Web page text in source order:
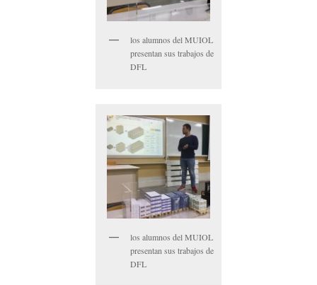
los alumnos del MUIOL
presentan sus trabajos de
DFL
los alumnos del MUIOL
presentan sus trabajos de
DFL